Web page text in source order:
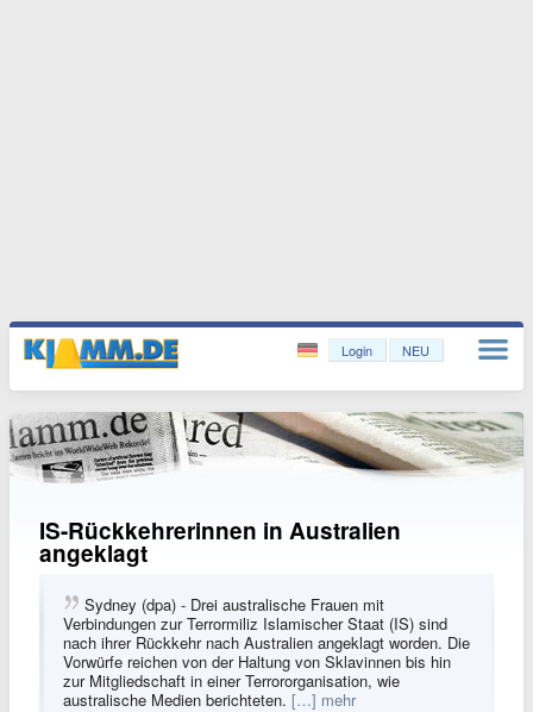
Login NEU
IS-Rückkehrerinnen in Australien
angeklagt
Sydney (dpa) - Drei australische Frauen mit
Verbindungen zur Terrormiliz Islamischer Staat (IS) sind
nach ihrer Rückkehr nach Australien angeklagt worden. Die
Vorwürfe reichen von der Haltung von Sklavinnen bis hin
zur Mitgliedschaft in einer Terrororganisation, wie
australische Medien berichteten. […] mehr